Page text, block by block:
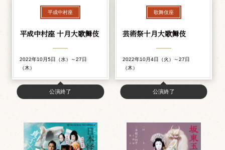
平成中村座
平成中村座 十月大歌舞伎
2022年10月5日（水）～27日
（木）
公演終了
歌舞伎座
芸術祭十月大歌舞伎
2022年10月4日（火）～27日
（木）
公演終了